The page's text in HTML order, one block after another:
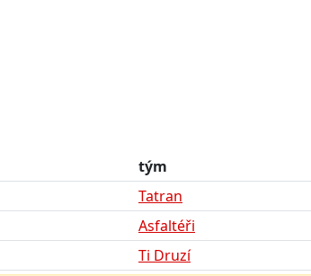
tým
Tatran
Asfaltéři
Ti Druzí